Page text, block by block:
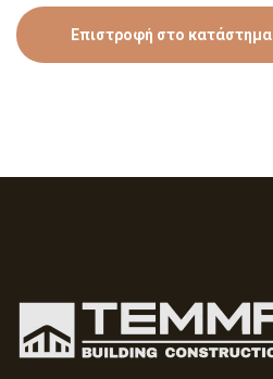
Επιστροφή στο κατάστημα